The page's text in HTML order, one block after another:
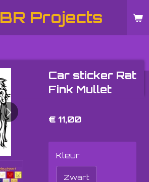
BR Projects
Car sticker Rat
Fink Mullet
€ 11,00
Kleur
Zwart